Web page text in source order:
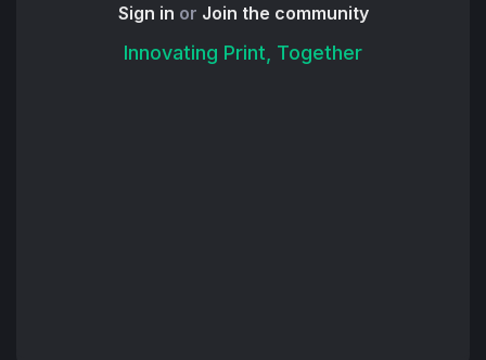
Sign in or Join the community
Innovating Print, Together